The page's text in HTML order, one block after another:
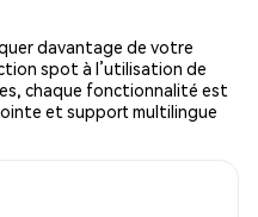
davantage de votre
spot à l’utilisation de
chaque fonctionnalité est
et support multilingue